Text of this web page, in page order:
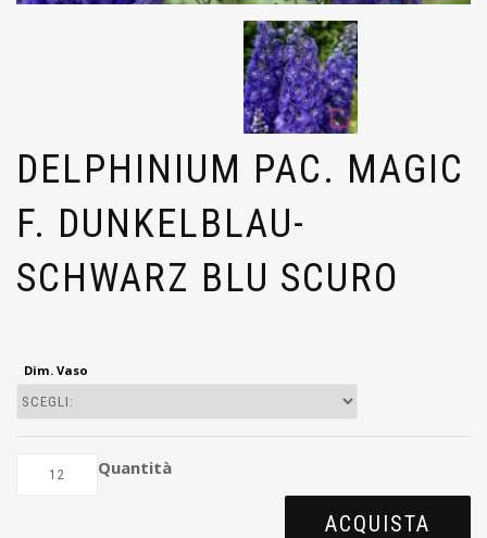
DELPHINIUM PAC. MAGIC
F. DUNKELBLAU-
SCHWARZ BLU SCURO
Dim. Vaso
Quantità
ACQUISTA